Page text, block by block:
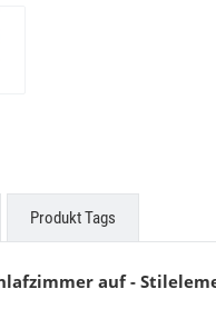
Produkt Tags
auf -